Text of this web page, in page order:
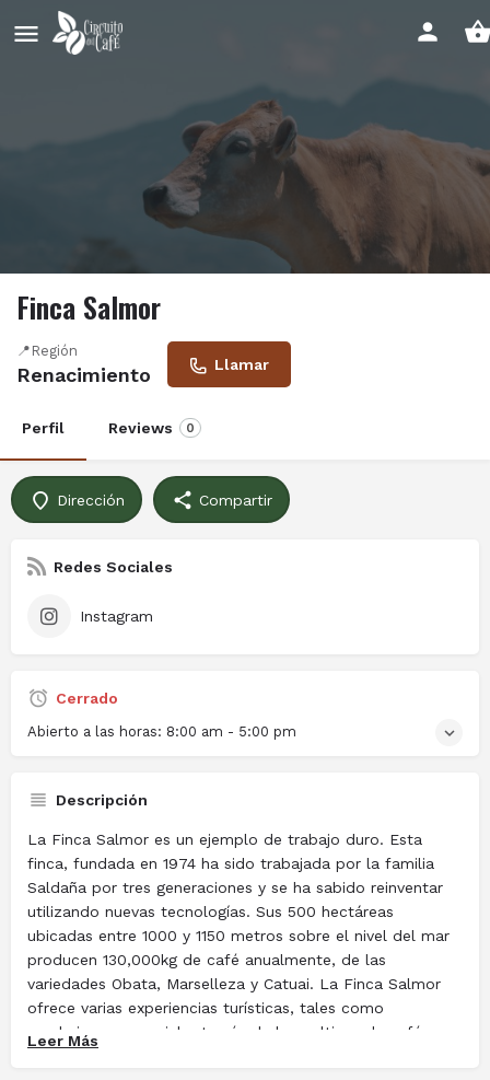
Finca Salmor
📍Región
Renacimiento Llamar
Perfil Reviews 0
Dirección Compartir
Redes Sociales
Instagram
Cerrado
Abierto a las horas: 8:00 am - 5:00 pm
Descripción
La Finca Salmor es un ejemplo de trabajo duro. Esta
finca, fundada en 1974 ha sido trabajada por la familia
Saldaña por tres generaciones y se ha sabido reinventar
utilizando nuevas tecnologías. Sus 500 hectáreas
ubicadas entre 1000 y 1150 metros sobre el nivel del mar
producen 130,000kg de café anualmente, de las
variedades Obata, Marselleza y Catuai. La Finca Salmor
ofrece varias experiencias turísticas, tales como
senderismo sensorial a través de los cultivos de café,
Leer Más